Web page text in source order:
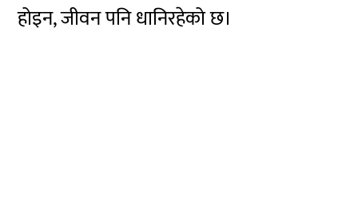
होइन, जीवन पनि धानिरहेको छ।